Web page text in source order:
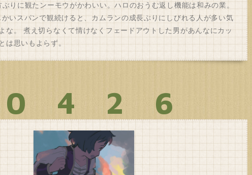
りに観たンーモウがかわいい。ハロのおうむ返し機能は和みの業。
いスパンで観続けると、カムランの成長ぶりにしびれる人が多い気
な。 煮え切らなくて情けなくフェードアウトした男があんなにカッ
は思いもよらず。
0426